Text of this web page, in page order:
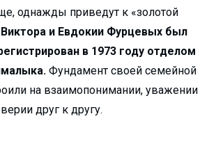
однажды приведут к «золотой
и Евдокии Фурцевых был
в 1973 году отделом
Фундамент своей семейной
на взаимопонимании, уважении
друг к другу.